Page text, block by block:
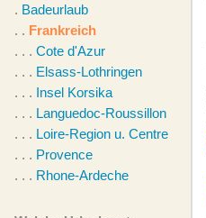
. Badeurlaub
. . Frankreich
. . . Cote d'Azur
. . . Elsass-Lothringen
. . . Insel Korsika
. . . Languedoc-Roussillon
. . . Loire-Region u. Centre
. . . Provence
. . . Rhone-Ardeche